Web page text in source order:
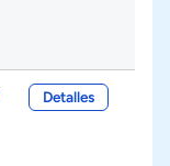
Detalles